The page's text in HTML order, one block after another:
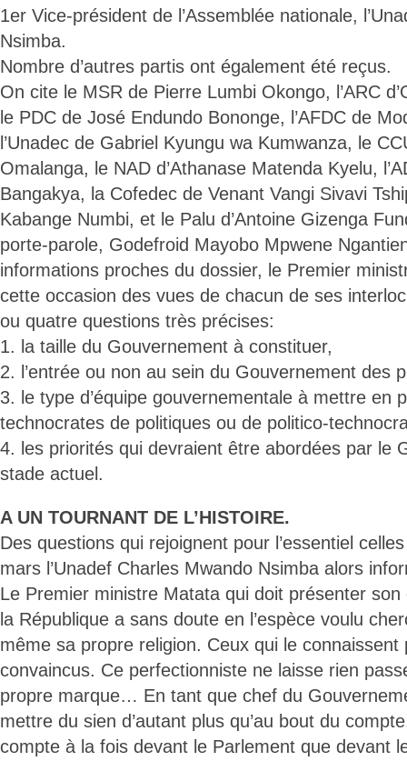
1er Vice-président de l’Assemblée nationale,
Nsimba.
Nombre d’autres partis ont également été reçus.
On cite le MSR de Pierre Lumbi Okongo, l’ARC
le PDC de José Endundo Bononge, l’AFDC de
l’Unadec de Gabriel Kyungu wa Kumwanza, le
Omalanga, le NAD d’Athanase Matenda Kyelu,
Bangakya, la Cofedec de Venant Vangi Sivavi
Kabange Numbi, et le Palu d’Antoine Gizenga
porte-parole, Godefroid Mayobo Mpwene
informations proches du dossier, le Premier
cette occasion des vues de chacun de ses
ou quatre questions très précises:
1. la taille du Gouvernement à constituer,
2. l’entrée ou non au sein du Gouvernement des
3. le type d’équipe gouvernementale à mettre en
technocrates de politiques ou de politico-
4. les priorités qui devraient être abordées par le
stade actuel.
A UN TOURNANT DE L’HISTOIRE.
Des questions qui rejoignent pour l’essentiel
mars l’Unadef Charles Mwando Nsimba alors
Le Premier ministre Matata qui doit présenter
la République a sans doute en l’espèce voulu
même sa propre religion. Ceux qui le connaissent
convaincus. Ce perfectionniste ne laisse rien
propre marque… En tant que chef du
mettre du sien d’autant plus qu’au bout du
compte à la fois devant le Parlement que devant